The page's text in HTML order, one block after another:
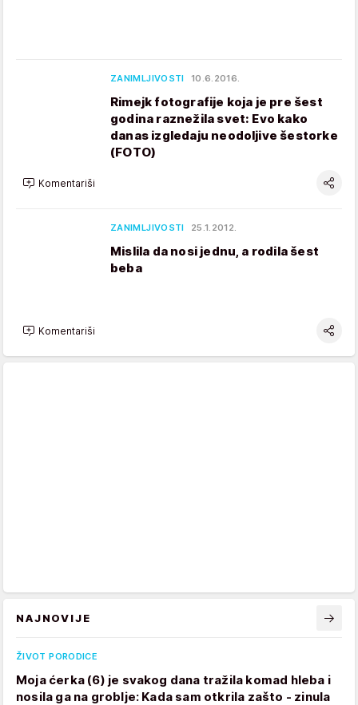
ZANIMLJIVOSTI 10.6.2016.
Rimejk fotografije koja je pre šest
godina raznežila svet: Evo kako
danas izgledaju neodoljive šestorke
(FOTO)
Komentariši
ZANIMLJIVOSTI 25.1.2012.
Mislila da nosi jednu, a rodila šest
beba
Komentariši
NAJNOVIJE
ŽIVOT PORODICE
Moja ćerka (6) je svakog dana tražila komad hleba i
nosila ga na groblje: Kada sam otkrila zašto - zinula